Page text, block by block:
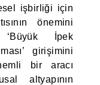
işbirliği için
önemini
‘Büyük İpek
girişimini
bir aracı
altyapının